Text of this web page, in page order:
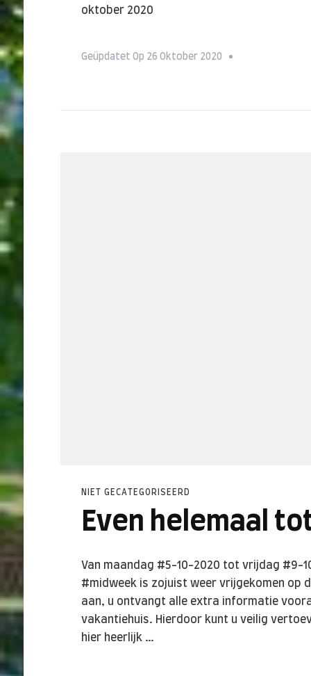
oktober 2020
Geüpdatet Op 26 Oktober 2020
NIET GECATEGORISEERD
Even helemaal
Van maandag #5-10-2020 tot vrijdag #9-
#midweek is zojuist weer vrijgekomen op
aan, u ontvangt alle extra informatie
vakantiehuis. Hierdoor kunt u veilig
hier heerlijk …